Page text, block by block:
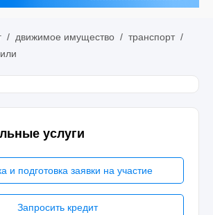
/ движимое имущество / транспорт /
услуги
и подготовка заявки на участие
Запросить кредит